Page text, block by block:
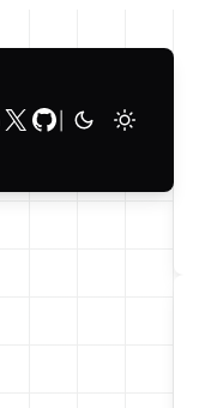
X GitHub |